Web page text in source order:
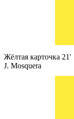
Жёлтая карточка 21'
J. Mosquera